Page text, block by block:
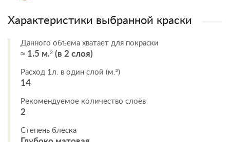
Характеристики выбранной краски
Данного объема хватает для покраски
≈ 1.5 м.² (в 2 слоя)
Расход 1л. в один слой (м.²)
14
Рекомендуемое количество слоёв
2
Степень блеска